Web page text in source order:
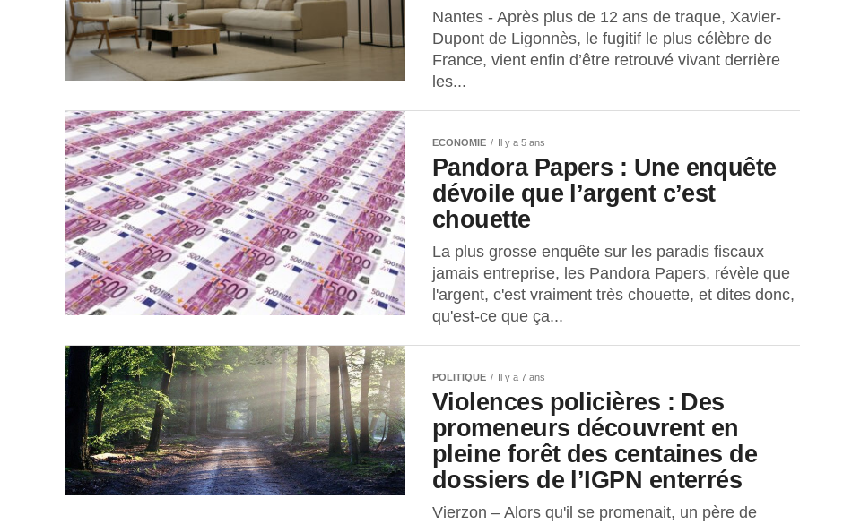
Nantes - Après plus de 12 ans de traque, Xavier-
Dupont de Ligonnès, le fugitif le plus célèbre de
France, vient enfin d’être retrouvé vivant derrière
les...
ECONOMIE Il y a 5 ans
Pandora Papers : Une enquête
dévoile que l’argent c’est
chouette
La plus grosse enquête sur les paradis fiscaux
jamais entreprise, les Pandora Papers, révèle que
l'argent, c'est vraiment très chouette, et dites donc,
qu'est-ce que ça...
POLITIQUE Il y a 7 ans
Violences policières : Des
promeneurs découvrent en
pleine forêt des centaines de
dossiers de l’IGPN enterrés
Vierzon – Alors qu'il se promenait, un père de